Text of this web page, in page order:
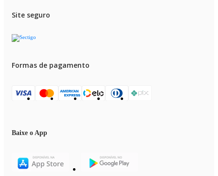
Site seguro
Formas de pagamento
Baixe o App